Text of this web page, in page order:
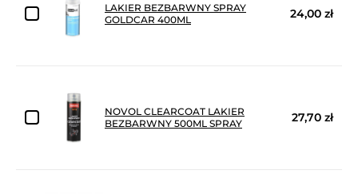
LAKIER BEZBARWNY SPRAY
GOLDCAR 400ML
24,00 zł
NOVOL CLEARCOAT LAKIER
BEZBARWNY 500ML SPRAY
27,70 zł